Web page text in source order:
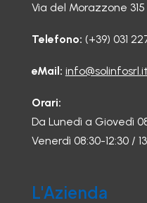
Via del Morazzone
Telefono: (+39) 031
eMail: info@solinfosrl.it
Orari:
Da Lunedì a Giovedì
Venerdì 08:30-12:30 /
L'Azienda